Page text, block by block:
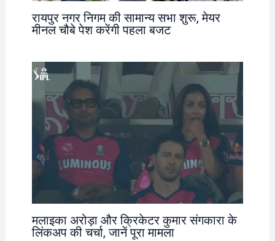
रायपुर नगर निगम की सामान्य सभा शुरू, मेयर
मीनल चौबे पेश करेंगी पहला बजट
मलाइका अरोड़ा और क्रिकेटर कुमार संगकारा के
लिंकअप की चर्चा, जानें पूरा मामला